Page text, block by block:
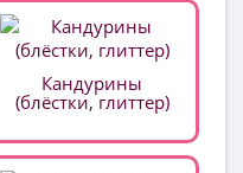
Кандурины
(блёстки, глиттер)